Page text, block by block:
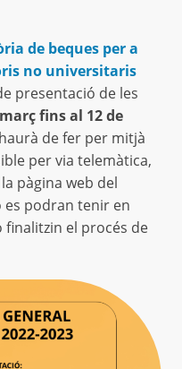
de beques per a
no universitaris
presentació de les
fins al 12 de
de fer per mitjà
per via telemàtica,
pàgina web del
es podran tenir en
finalitzin el procés de